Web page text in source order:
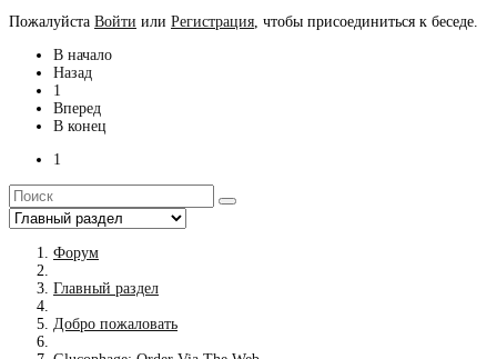
Пожалуйста Войти или Регистрация , чтобы присоединиться к беседе.
В начало
Назад
1
Вперед
В конец
1
Форум
Главный раздел
Добро пожаловать